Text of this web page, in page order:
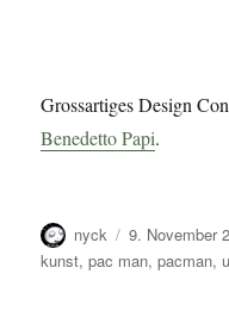
Grossartiges Design
Benedetto Papi.
Autor
nyck
Veröffentlicht
am
9. November
kunst,pac man,pacman,